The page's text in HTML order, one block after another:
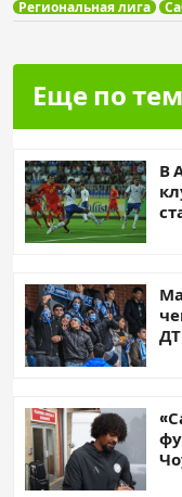
Региональная лига
Еще по
В